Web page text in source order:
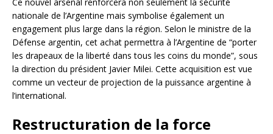
nationale de l’Argentine mais symbolise également un
engagement plus large dans la région. Selon le ministre de la
Défense argentin, cet achat permettra à l’Argentine de “porter
les drapeaux de la liberté dans tous les coins du monde”, sous
la direction du président Javier Milei. Cette acquisition est vue
comme un vecteur de projection de la puissance argentine à
l’international.
Restructuration de la force